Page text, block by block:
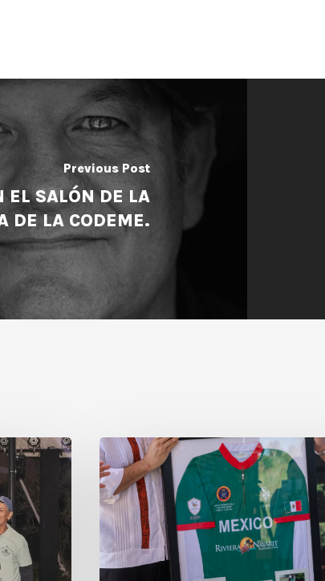
Previous Post
EL SALÓN DE LA
DE LA CODEME.